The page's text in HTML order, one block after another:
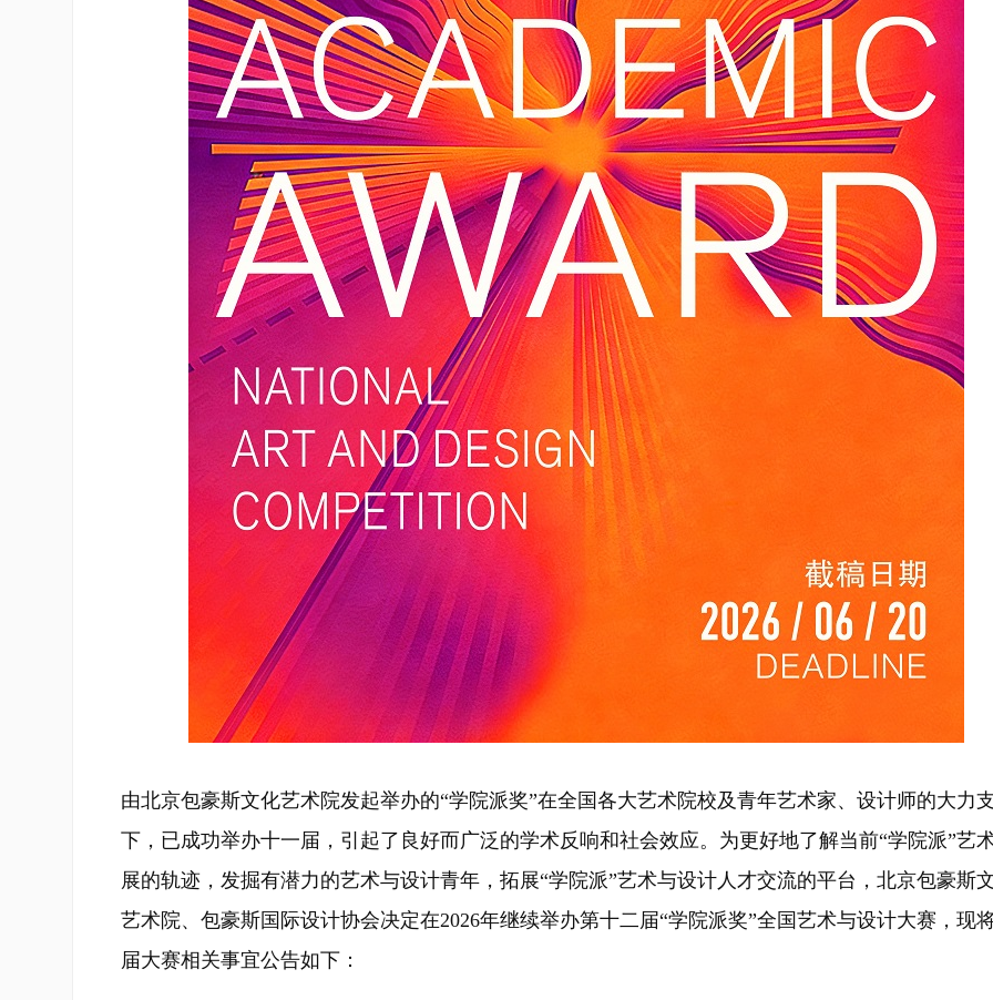
由北京包豪斯文化艺术院发起举办的“学院派奖”在全国各大艺术院校及青年艺术家、设计师的大力
下，已成功举办十一届，引起了良好而广泛的学术反响和社会效应。为更好地了解当前“学院派”艺
展的轨迹，发掘有潜力的艺术与设计青年，拓展“学院派”艺术与设计人才交流的平台，北京包豪斯
艺术院、包豪斯国际设计协会决定在2026年继续举办第十二届“学院派奖”全国艺术与设计大赛，现
届大赛相关事宜公告如下：